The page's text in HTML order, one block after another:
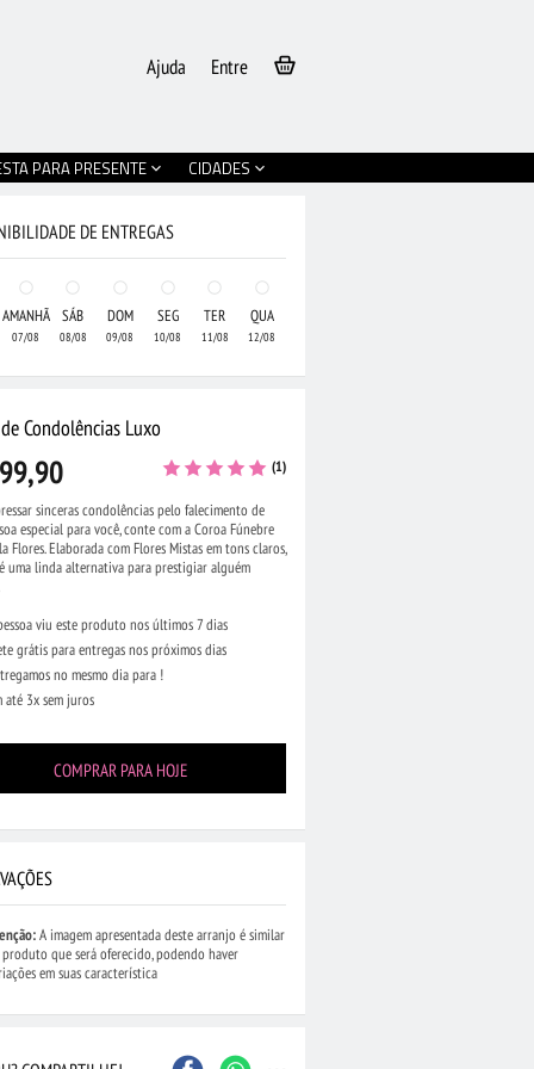
Entre
Ajuda
PARA PRESENTE CIDADES
DE ENTREGAS
AMANHÃ
07/08
SÁB
08/08
DOM
09/08
SEG
10/08
TER
11/08
QUA
12/08
Condolências Luxo
(1)
sinceras condolências pelo falecimento de
especial para você, conte com a Coroa Fúnebre
Flores. Elaborada com Flores Mistas em tons claros,
uma linda alternativa para prestigiar alguém
viu este produto nos últimos 7 dias
grátis para entregas nos próximos dias
no mesmo dia para !
até 3x sem juros
COMPRAR PARA HOJE
A imagem apresentada deste arranjo é similar
que será oferecido, podendo haver
em suas característica
...